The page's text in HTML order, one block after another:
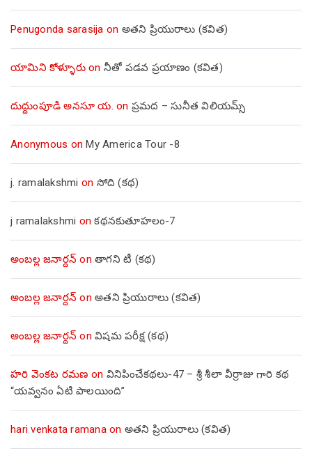
Penugonda sarasija on అతని ప్రియురాలు (కవిత)
యామిని కోళ్ళూరుon నీతో పడవ ప్రయాణం (కవిత)
దుద్దుంపూడి అనసూ య. on ప్రమద – సునీత విలియమ్స్
Anonymous onMy America Tour -8
j. ramalakshmi on సోది (కథ)
j ramalakshmi onకథనకుతూహలం-7
అంబల్ల జనార్దన్ on తాగని టీ (కథ)
అంబల్ల జనార్దన్ on అతని ప్రియురాలు (కవిత)
అంబల్ల జనార్దన్ on విషమ పరీక్ష (క‌థ‌)
హరి వెంకట రమణ on వినిపించేకథలు-47 – శ్రీ శీలా వీర్రాజు గారి కథ
“యవ్వనం ఏటి పాలయింది”
hari venkata ramanaon అతని ప్రియురాలు (కవిత)